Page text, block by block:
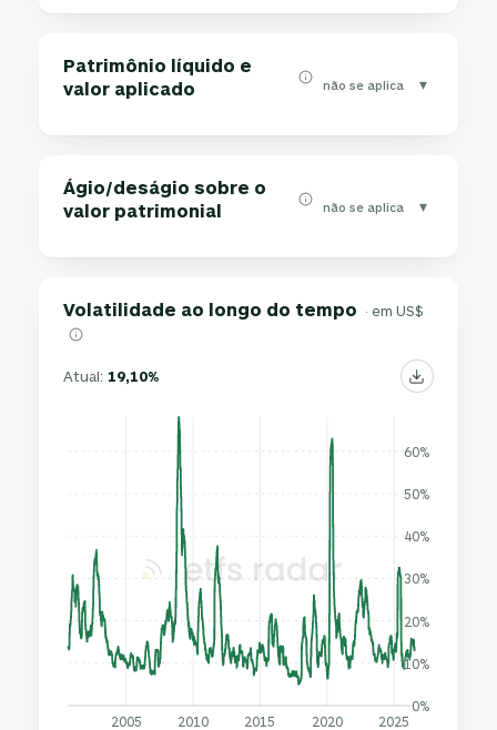
Patrimônio líquido e
valor aplicado
não se aplica ▾
Ágio/deságio sobre o
valor patrimonial
não se aplica ▾
Volatilidade ao longo do tempo · em US$
Atual:19,10%
0%
10%
20%
30%
40%
50%
60%
2005 2010 2015 2020 2025